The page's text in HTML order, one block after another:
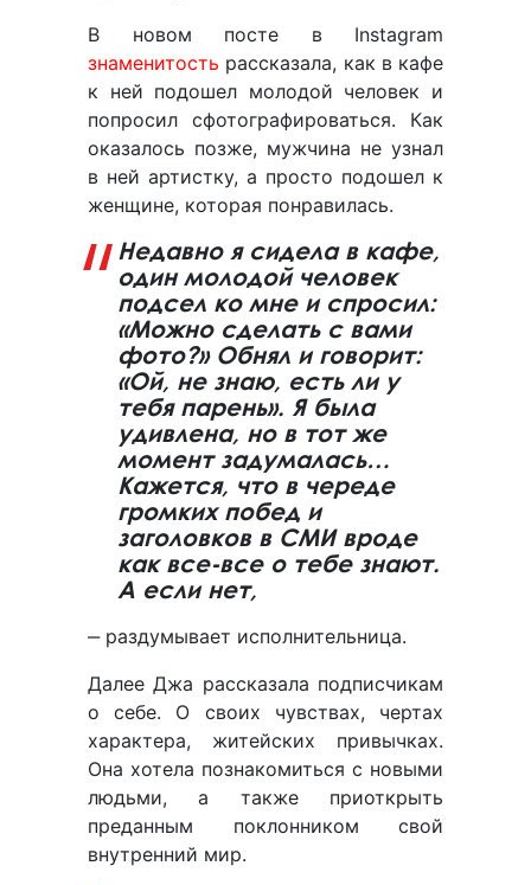
В новом посте в Instagram
знаменитость рассказала, как в кафе
к ней подошел молодой человек и
попросил сфотографироваться. Как
оказалось позже, мужчина не узнал
в ней артистку, а просто подошел к
женщине, которая понравилась.
Недавно я сидела в кафе,
один молодой человек
подсел ко мне и спросил:
«Можно сделать с вами
фото?» Обнял и говорит:
«Ой, не знаю, есть ли у
тебя парень». Я была
удивлена, но в тот же
момент задумалась…
Кажется, что в череде
громких побед и
заголовков в СМИ вроде
как все-все о тебе знают.
А если нет,
‒ раздумывает исполнительница.
Далее Джа рассказала подписчикам
о себе. О своих чувствах, чертах
характера, житейских привычках.
Она хотела познакомиться с новыми
людьми, а также приоткрыть
преданным поклонником свой
внутренний мир.